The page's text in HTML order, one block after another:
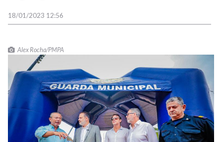
18/01/2023 12:56
Alex Rocha/PMPA